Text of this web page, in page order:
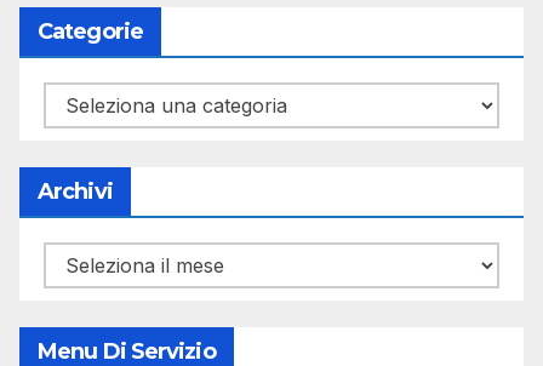
Categorie
Categorie
Archivi
Archivi
Menu Di Servizio